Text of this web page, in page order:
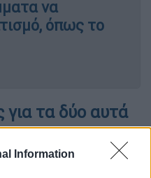
Information
να
όπως το
για τα δύο αυτά
ένας λαϊκός